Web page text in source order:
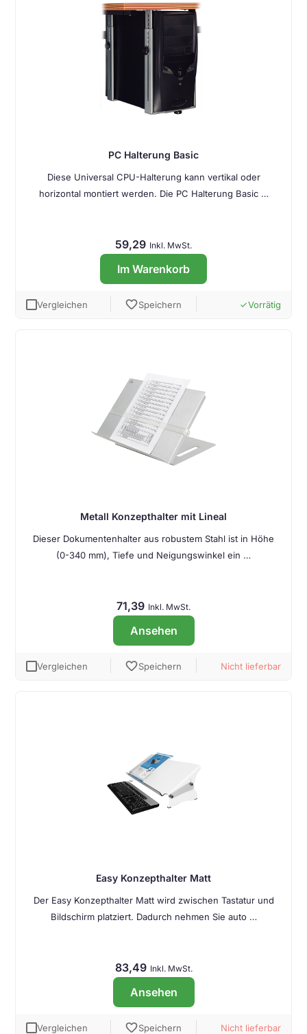
PC Halterung Basic
Diese Universal CPU-Halterung kann vertikal oder
horizontal montiert werden. Die PC Halterung Basic …
59,29 Inkl. MwSt.
Im Warenkorb
Vergleichen favoriteSpeichern doneVorrätig
Metall Konzepthalter mit Lineal
Dieser Dokumentenhalter aus robustem Stahl ist in Höhe
(0-340 mm), Tiefe und Neigungswinkel ein …
71,39 Inkl. MwSt.
Ansehen
Vergleichen favoriteSpeichern Nicht lieferbar
Easy Konzepthalter Matt
Der Easy Konzepthalter Matt wird zwischen Tastatur und
Bildschirm platziert. Dadurch nehmen Sie auto …
83,49 Inkl. MwSt.
Ansehen
Vergleichen favoriteSpeichern Nicht lieferbar